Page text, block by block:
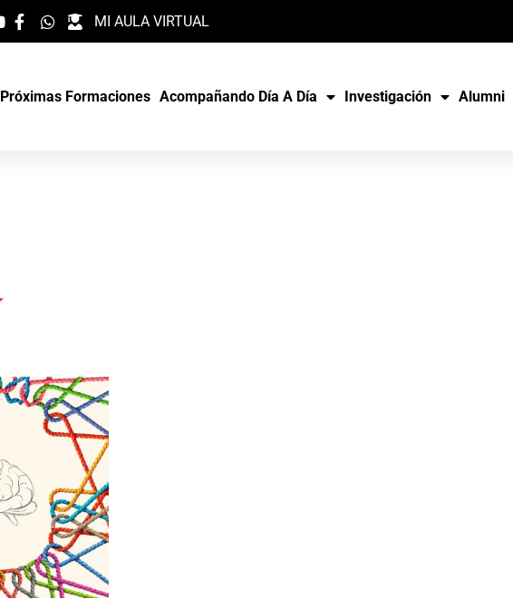
MI AULA VIRTUAL
Próximas Formaciones Acompañando Día A Día Investigación Alumni